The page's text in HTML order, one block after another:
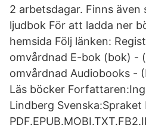
2 arbetsdagar. Finns även
ljudbok För att ladda ner
hemsida Följ länken:
omvårdnad E-bok (bok) -
omvårdnad Audiobooks -
Läs böcker
Lindberg Svenska:Spraket